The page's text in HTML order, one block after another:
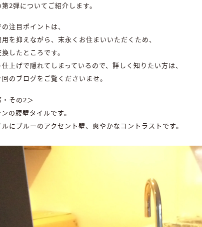
2弾についてご紹介します。
注目ポイントは、
を抑えながら、末永くお住まいいただくため、
したところです。
上げで隠れてしまっているので、詳しく知りたい方は、
のブログをご覧くださいませ。
その2＞
の腰壁タイルです。
にブルーのアクセント壁、爽やかなコントラストです。